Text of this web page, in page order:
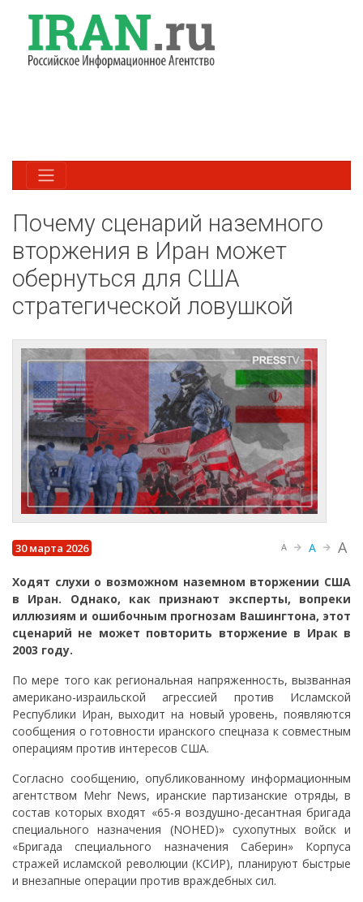
Почему сценарий наземного
вторжения в Иран может
обернуться для США
стратегической ловушкой
30 марта 2026 A A A
Ходят слухи о возможном наземном вторжении США
в Иран. Однако, как признают эксперты, вопреки
иллюзиям и ошибочным прогнозам Вашингтона, этот
сценарий не может повторить вторжение в Ирак в
2003 году.
По мере того как региональная напряженность, вызванная
американо-израильской агрессией против Исламской
Республики Иран, выходит на новый уровень, появляются
сообщения о готовности иранского спецназа к совместным
операциям против интересов США.
Согласно сообщению, опубликованному информационным
агентством Mehr News, иранские партизанские отряды, в
состав которых входят «65-я воздушно-десантная бригада
специального назначения (NOHED)» сухопутных войск и
«Бригада специального назначения Саберин» Корпуса
стражей исламской революции (КСИР), планируют быстрые
и внезапные операции против враждебных сил.